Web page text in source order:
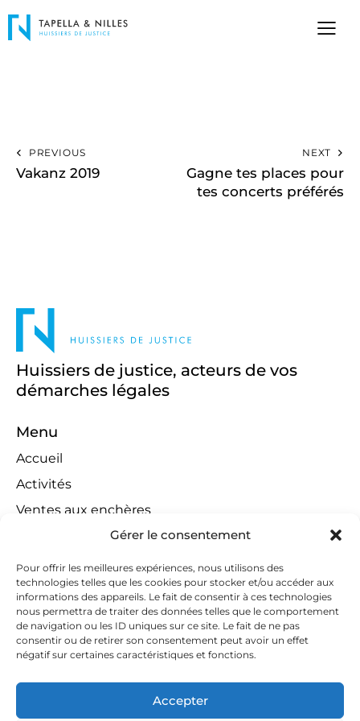
Gérer le consentement
Pour offrir les meilleures expériences, nous utilisons des
technologies telles que les cookies pour stocker et/ou accéder aux
informations des appareils. Le fait de consentir à ces technologies
nous permettra de traiter des données telles que le comportement
de navigation ou les ID uniques sur ce site. Le fait de ne pas
consentir ou de retirer son consentement peut avoir un effet
négatif sur certaines caractéristiques et fonctions.
Accepter
PREVIOUS
Vakanz 2019
NEXT
Gagne tes places pour
tes concerts préférés
Huissiers de justice, acteurs de vos
démarches légales
Menu
Accueil
Activités
Ventes aux enchères
Compétences territoriales
Jeux concours
Liens
Contact
Contactez-nous
huissiers@tapella-nilles.lu